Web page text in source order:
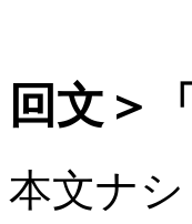
回文＞
本文ナシ